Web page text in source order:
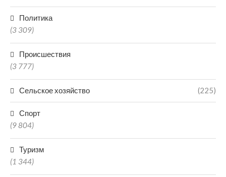
Политика
(3 309)
Происшествия
(3 777)
Сельское хозяйство (225)
Спорт
(9 804)
Туризм
(1 344)